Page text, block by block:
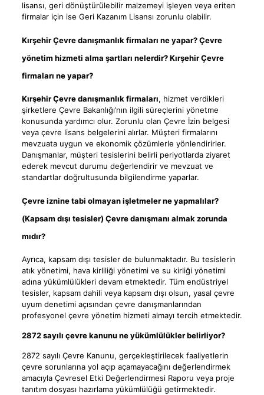
lisansı, geri dönüştürülebilir malzemeyi işleyen veya eriten
firmalar için ise Geri Kazanım Lisansı zorunlu olabilir.
Kırşehir Çevre danışmanlık firmaları ne yapar? Çevre
yönetim hizmeti alma şartları nelerdir? Kırşehir Çevre
firmaları ne yapar?
Kırşehir Çevre danışmanlık firmaları, hizmet verdikleri
şirketlere Çevre Bakanlığı’nın ilgili süreçlerini yönetme
konusunda yardımcı olur. Zorunlu olan Çevre İzin belgesi
veya çevre lisans belgelerini alırlar. Müşteri firmalarını
mevzuata uygun ve ekonomik çözümlerle yönlendirirler.
Danışmanlar, müşteri tesislerini belirli periyotlarda ziyaret
ederek mevcut durumu değerlendirir ve mevzuat ve
standartlar doğrultusunda bilgilendirme yaparlar.
Çevre iznine tabi olmayan işletmeler ne yapmalılar?
(Kapsam dışı tesisler) Çevre danışmanı almak zorunda
mıdır?
Ayrıca, kapsam dışı tesisler de bulunmaktadır. Bu tesislerin
atık yönetimi, hava kirliliği yönetimi ve su kirliği yönetimi
adına yükümlülükleri devam etmektedir. Tüm endüstriyel
tesisler, kapsam dahili veya kapsam dışı olsun, yasal çevre
uyum denetimi açısından çevre danışmanlarından
profesyonel çevre yönetim hizmeti almayı tercih etmektedir.
2872 sayılı çevre kanunu ne yükümlülükler belirliyor?
2872 sayılı Çevre Kanunu, gerçekleştirilecek faaliyetlerin
çevre sorunlarına yol açıp açamayacağını değerlendirmek
amacıyla Çevresel Etki Değerlendirmesi Raporu veya proje
tanıtım dosyası hazırlama yükümlülüğü getirmektedir.